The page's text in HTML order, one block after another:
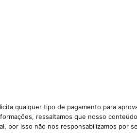
qualquer tipo de pagamento para
ressaltamos que nosso
por isso não nos responsabilizamos por